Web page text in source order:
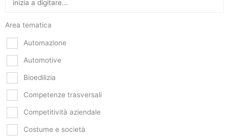
Area tematica
Automazione
Automotive
Bioedilizia
Competenze trasversali
Competitività aziendale
Costume e società